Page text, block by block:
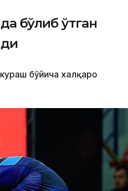
бўлиб ўтган
бўйича халқаро